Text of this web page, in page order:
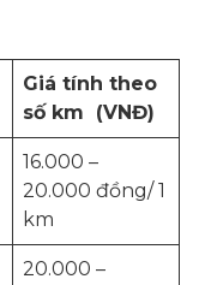
Giá tính theo
số km (VNĐ)
16.000 –
20.000 đồng/ 1
km
20.000 –